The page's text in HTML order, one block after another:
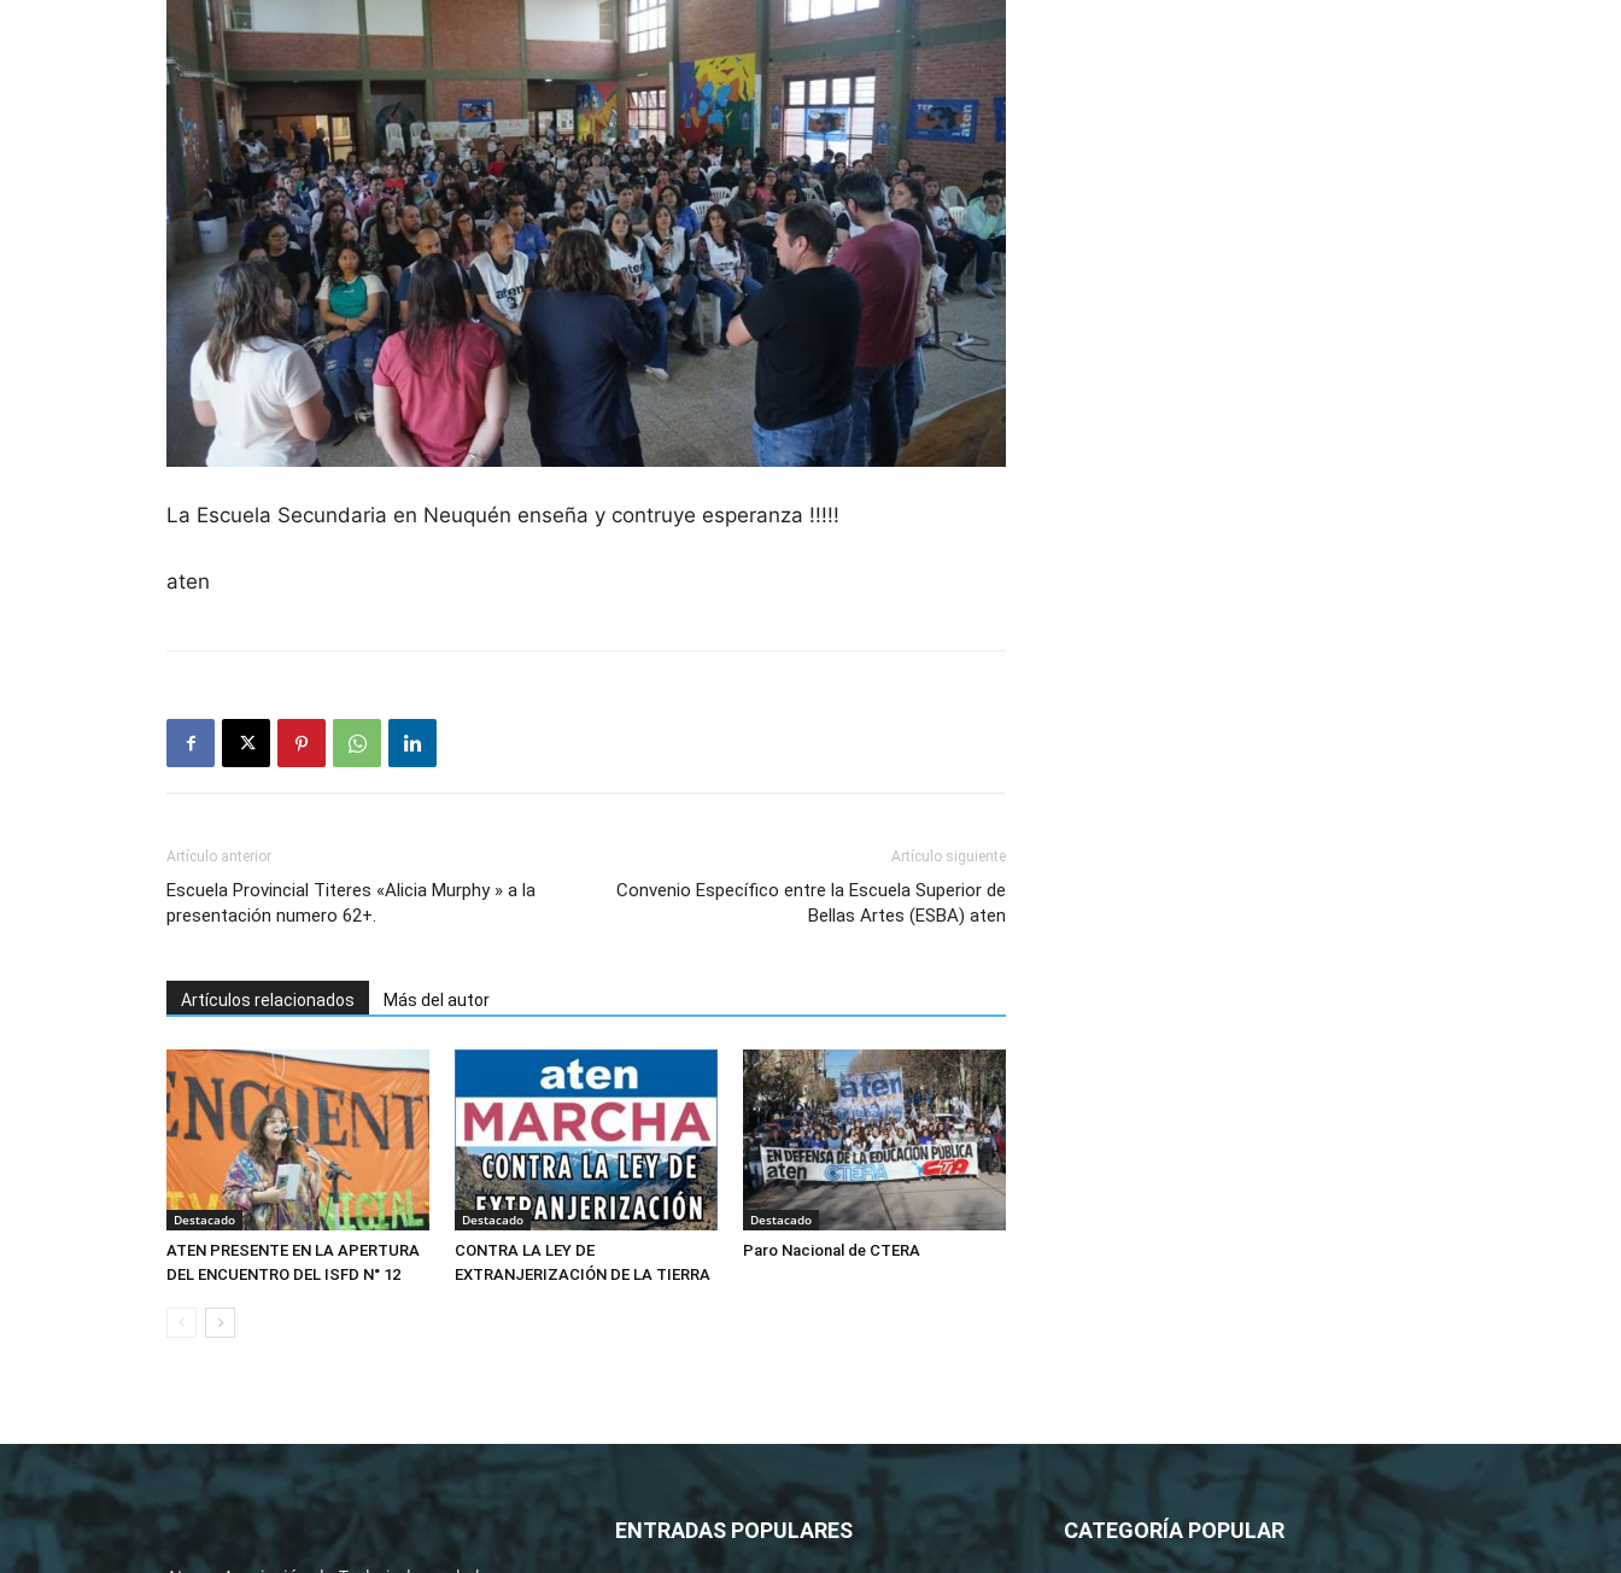
La Escuela Secundaria en Neuquén enseña y contruye esperanza !!!!!
aten
Artículo anterior
Escuela Provincial Titeres «Alicia Murphy » a la
presentación numero 62+.
Artículo siguiente
Convenio Específico entre la Escuela Superior de
Bellas Artes (ESBA) aten
Artículos relacionados Más del autor
Destacado
ATEN PRESENTE EN LA APERTURA
DEL ENCUENTRO DEL ISFD N° 12
Destacado
CONTRA LA LEY DE
EXTRANJERIZACIÓN DE LA TIERRA
Destacado
Paro Nacional de CTERA
ENTRADAS POPULARES CATEGORÍA POPULAR